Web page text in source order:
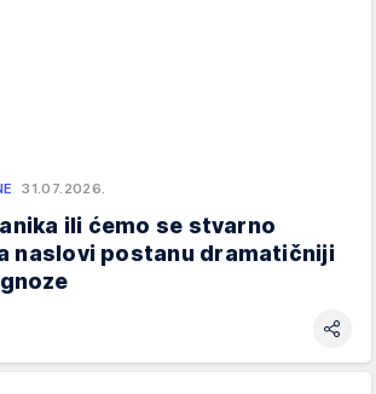
31.07.2026.
ili ćemo se stvarno
naslovi postanu dramatičniji